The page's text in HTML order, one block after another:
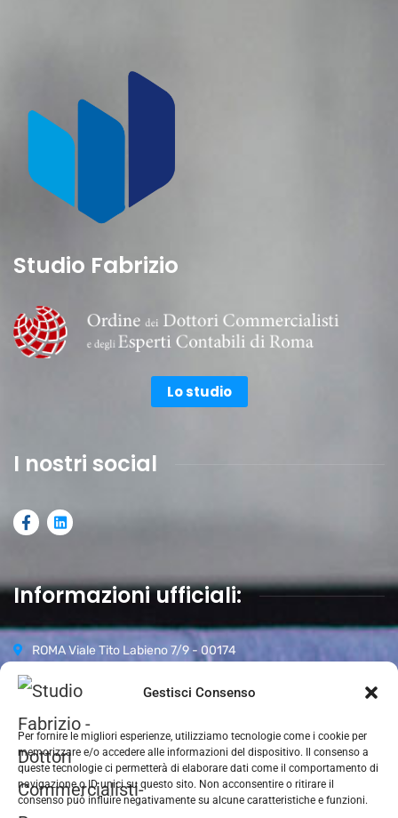
Gestisci Consenso
Per fornire le migliori esperienze, utilizziamo tecnologie come i cookie per
memorizzare e/o accedere alle informazioni del dispositivo. Il consenso a
queste tecnologie ci permetterà di elaborare dati come il comportamento di
navigazione o ID unici su questo sito. Non acconsentire o ritirare il
consenso può influire negativamente su alcune caratteristiche e funzioni.
Studio Fabrizio
Lo studio
I nostri social
Informazioni ufficiali:
ROMA Viale Tito Labieno 7/9 - 00174
06 87942296
Orari d’apertura:
Lun-Ven 09.00-18.00
Sabato 09.00–13.00
Domenica CHIUSO